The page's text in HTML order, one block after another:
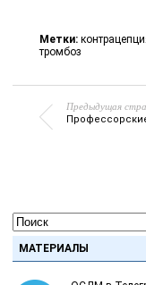
Метки:
тромбоз
Предыдущая
МАТЕРИАЛЫ